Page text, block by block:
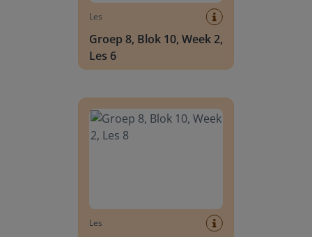
Les
Groep 8, Blok 10, Week 2,
Les 6
Les